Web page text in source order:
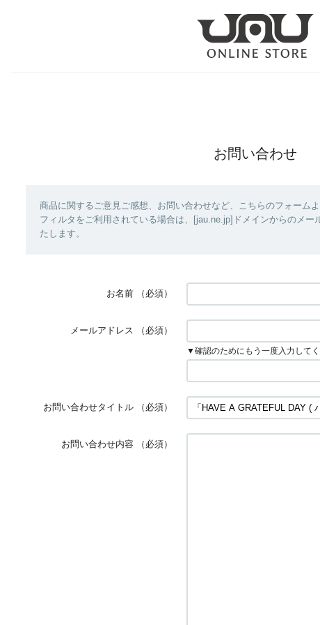
お問い合わせ
商品に関するご意見ご感想、お問い合わせなど、こちらのフォーム
フィルタをご利用されている場合は、[jau.ne.jp]ドメインからのメー
たします。
お名前 （必須）
メールアドレス （必須）
▼確認のためにもう一度入力してく
お問い合わせタイトル （必須）
お問い合わせ内容 （必須）